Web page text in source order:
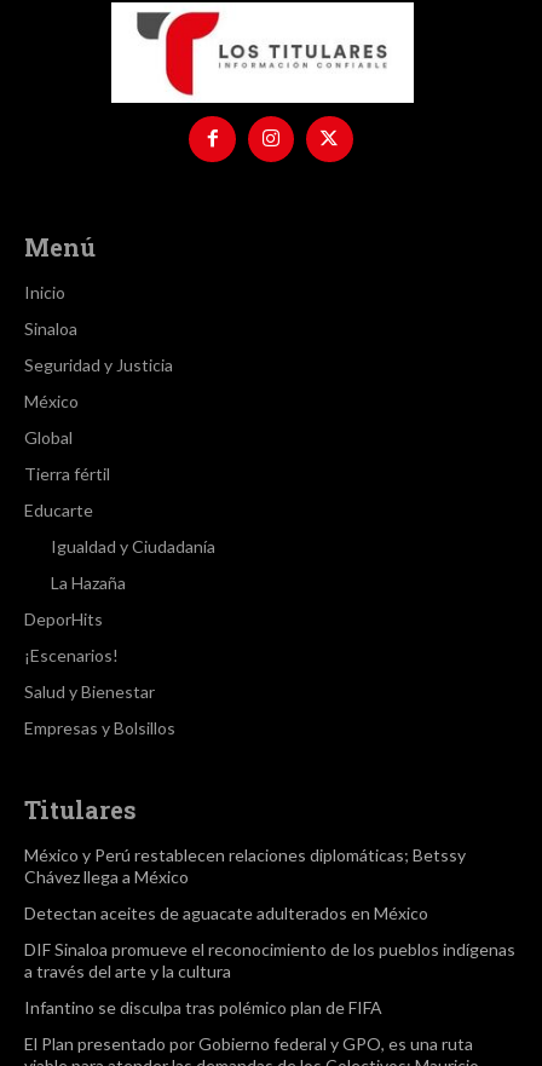
Menú
Inicio
Sinaloa
Seguridad y Justicia
México
Global
Tierra fértil
Educarte
Igualdad y Ciudadanía
La Hazaña
DeporHits
¡Escenarios!
Salud y Bienestar
Empresas y Bolsillos
Titulares
México y Perú restablecen relaciones diplomáticas; Betssy
Chávez llega a México
Detectan aceites de aguacate adulterados en México
DIF Sinaloa promueve el reconocimiento de los pueblos indígenas
a través del arte y la cultura
Infantino se disculpa tras polémico plan de FIFA
El Plan presentado por Gobierno federal y GPO, es una ruta